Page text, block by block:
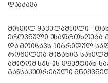
დააკავა
მიხეილ ყაველაშვილი -
ეროვნული უსაფრთხოება
და მოიცავს ჰიბრიდულ
რომელთა მიზანიც
ამიტომ სუს-ის ეფექტიან
განსაკუთრებული